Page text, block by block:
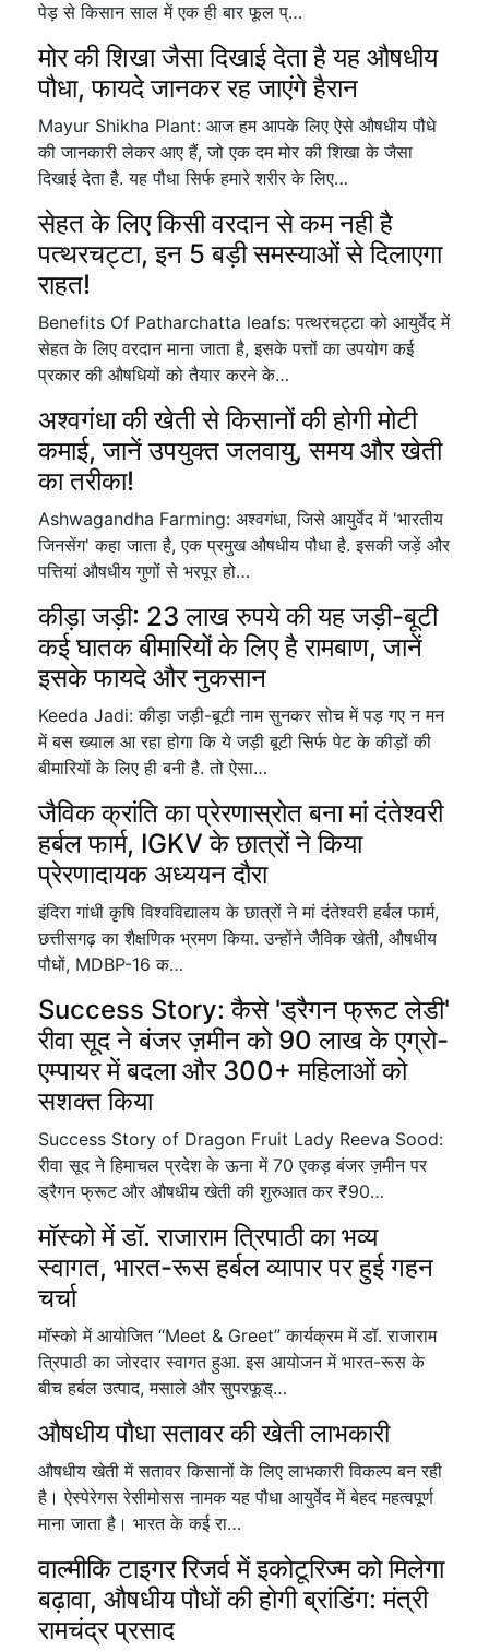
पेड़ से किसान साल में एक ही बार फूल प्…
मोर की शिखा जैसा दिखाई देता है यह औषधीय
पौधा, फायदे जानकर रह जाएंगे हैरान
Mayur Shikha Plant: आज हम आपके लिए ऐसे औषधीय पौधे
की जानकारी लेकर आए हैं, जो एक दम मोर की शिखा के जैसा
दिखाई देता है. यह पौधा सिर्फ हमारे शरीर के लिए…
सेहत के लिए किसी वरदान से कम नही है
पत्थरचट्टा, इन 5 बड़ी समस्याओं से दिलाएगा
राहत!
Benefits Of Patharchatta leafs: पत्थरचट्टा को आयुर्वेद में
सेहत के लिए वरदान माना जाता है, इसके पत्तों का उपयोग कई
प्रकार की औषधियों को तैयार करने के…
अश्वगंधा की खेती से किसानों की होगी मोटी
कमाई, जानें उपयुक्त जलवायु, समय और खेती
का तरीका!
Ashwagandha Farming: अश्वगंधा, जिसे आयुर्वेद में 'भारतीय
जिनसेंग' कहा जाता है, एक प्रमुख औषधीय पौधा है. इसकी जड़ें और
पत्तियां औषधीय गुणों से भरपूर हो…
कीड़ा जड़ी: 23 लाख रुपये की यह जड़ी-बूटी
कई घातक बीमारियों के लिए है रामबाण, जानें
इसके फायदे और नुकसान
Keeda Jadi: कीड़ा जड़ी-बूटी नाम सुनकर सोच में पड़ गए न मन
में बस ख्याल आ रहा होगा कि ये जड़ी बूटी सिर्फ पेट के कीड़ों की
बीमारियों के लिए ही बनी है. तो ऐसा…
जैविक क्रांति का प्रेरणास्रोत बना मां दंतेश्वरी
हर्बल फार्म, IGKV के छात्रों ने किया
प्रेरणादायक अध्ययन दौरा
इंदिरा गांधी कृषि विश्वविद्यालय के छात्रों ने मां दंतेश्वरी हर्बल फार्म,
छत्तीसगढ़ का शैक्षणिक भ्रमण किया. उन्होंने जैविक खेती, औषधीय
पौधों, MDBP-16 क…
Success Story: कैसे 'ड्रैगन फ्रूट लेडी'
रीवा सूद ने बंजर ज़मीन को 90 लाख के एग्रो-
एम्पायर में बदला और 300+ महिलाओं को
सशक्त किया
Success Story of Dragon Fruit Lady Reeva Sood:
रीवा सूद ने हिमाचल प्रदेश के ऊना में 70 एकड़ बंजर ज़मीन पर
ड्रैगन फ्रूट और औषधीय खेती की शुरुआत कर ₹90…
मॉस्को में डॉ. राजाराम त्रिपाठी का भव्य
स्वागत, भारत-रूस हर्बल व्यापार पर हुई गहन
चर्चा
मॉस्को में आयोजित “Meet & Greet” कार्यक्रम में डॉ. राजाराम
त्रिपाठी का जोरदार स्वागत हुआ. इस आयोजन में भारत-रूस के
बीच हर्बल उत्पाद, मसाले और सुपरफूड्…
औषधीय पौधा सतावर की खेती लाभकारी
औषधीय खेती में सतावर किसानों के लिए लाभकारी विकल्प बन रही
है। ऐस्पेरेगस रेसीमोसस नामक यह पौधा आयुर्वेद में बेहद महत्वपूर्ण
माना जाता है। भारत के कई रा…
वाल्मीकि टाइगर रिजर्व में इकोटूरिज्म को मिलेगा
बढ़ावा, औषधीय पौधों की होगी ब्रांडिंग: मंत्री
रामचंद्र प्रसाद